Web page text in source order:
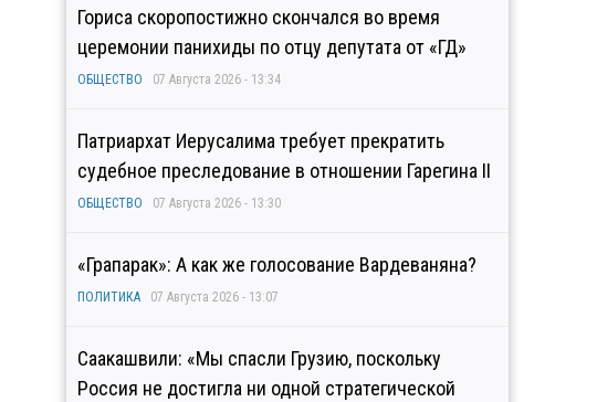
Гориса скоропостижно скончался во время
церемонии панихиды по отцу депутата от «ГД»
ОБЩЕСТВО 07 Августа 2026 - 13:34
Патриархат Иерусалима требует прекратить
судебное преследование в отношении Гарегина II
ОБЩЕСТВО 07 Августа 2026 - 13:30
«Грапарак»: А как же голосование Вардеваняна?
ПОЛИТИКА 07 Августа 2026 - 13:07
Саакашвили: «Мы спасли Грузию, поскольку
Россия не достигла ни одной стратегической